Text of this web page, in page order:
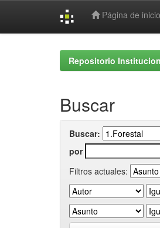
Página de inicio
Repositorio
Buscar
Buscar:
por
Filtros actuales: